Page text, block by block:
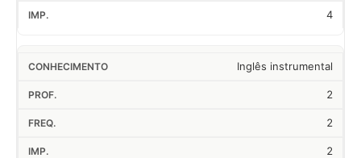
4
Inglês instrumental
2
2
2